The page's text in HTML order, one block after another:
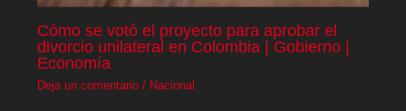
Cómo se votó el proyecto para aprobar el
divorcio unilateral en Colombia | Gobierno |
Economía
Deja un comentario / Nacional